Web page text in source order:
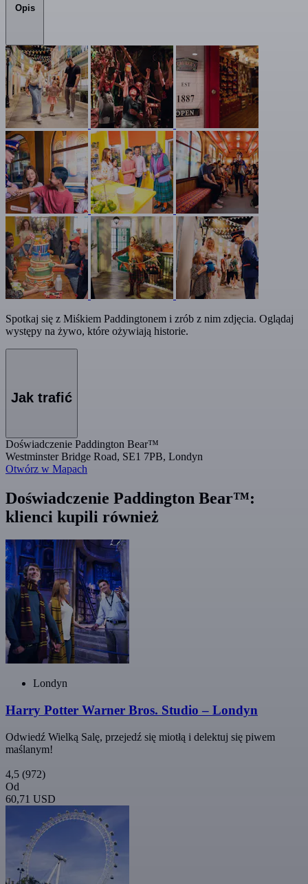
Opis
Spotkaj się z Miśkiem Paddingtonem i zrób z nim zdjęcia. Oglądaj
występy na żywo, które ożywiają historie.
Jak trafić
Doświadczenie Paddington Bear™
Westminster Bridge Road, SE1 7PB, Londyn
Otwórz w Mapach
Doświadczenie Paddington Bear™:
klienci kupili również
Londyn
Harry Potter Warner Bros. Studio – Londyn
Odwiedź Wielką Salę, przejedź się miotłą i delektuj się piwem
maślanym!
4,5 (972)
Od
60,71 USD